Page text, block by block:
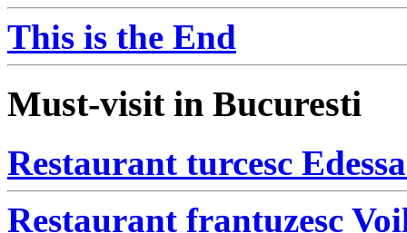
This is the End
Must-visit in Bucuresti
Restaurant turcesc
Restaurant frantuzesc